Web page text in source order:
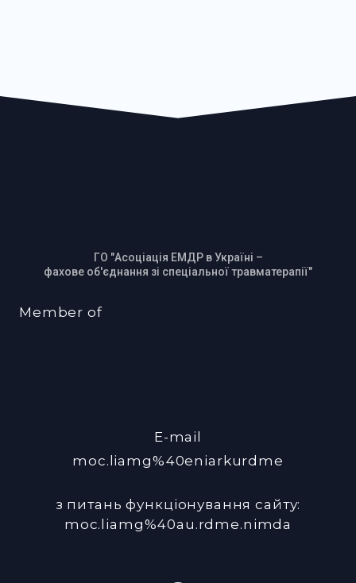
ГО "Асоціація ЕМДР в Україні –
фахове об'єднання зі спеціальної травматерапії"
Member of
E-mail
moc.liamg%40eniarkurdme
з питань функціонування сайту:
moc.liamg%40au.rdme.nimda